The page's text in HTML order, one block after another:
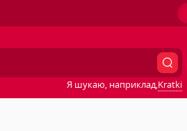
Я шукаю, наприклад,Kratki